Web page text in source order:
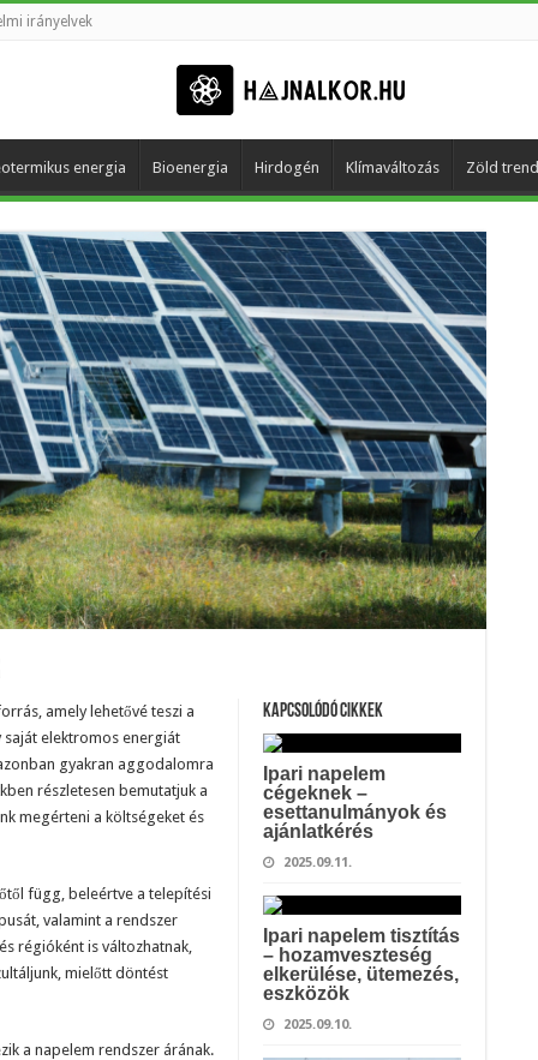
irányelvek
energia Bioenergia Hirdogén Klímaváltozás Zöld trend
Kapcsolódó cikkek
Ipari napelem
cégeknek –
esettanulmányok és
ajánlatkérés
2025.09.11.
Ipari napelem tisztítás
– hozamveszteség
elkerülése, ütemezés,
eszközök
2025.09.10.
amely lehetővé teszi a
saját elektromos energiát
gyakran aggodalomra
részletesen bemutatjuk a
megérteni a költségeket és
függ, beleértve a telepítési
valamint a rendszer
régióként is változhatnak,
mielőtt döntést
a napelem rendszer árának.